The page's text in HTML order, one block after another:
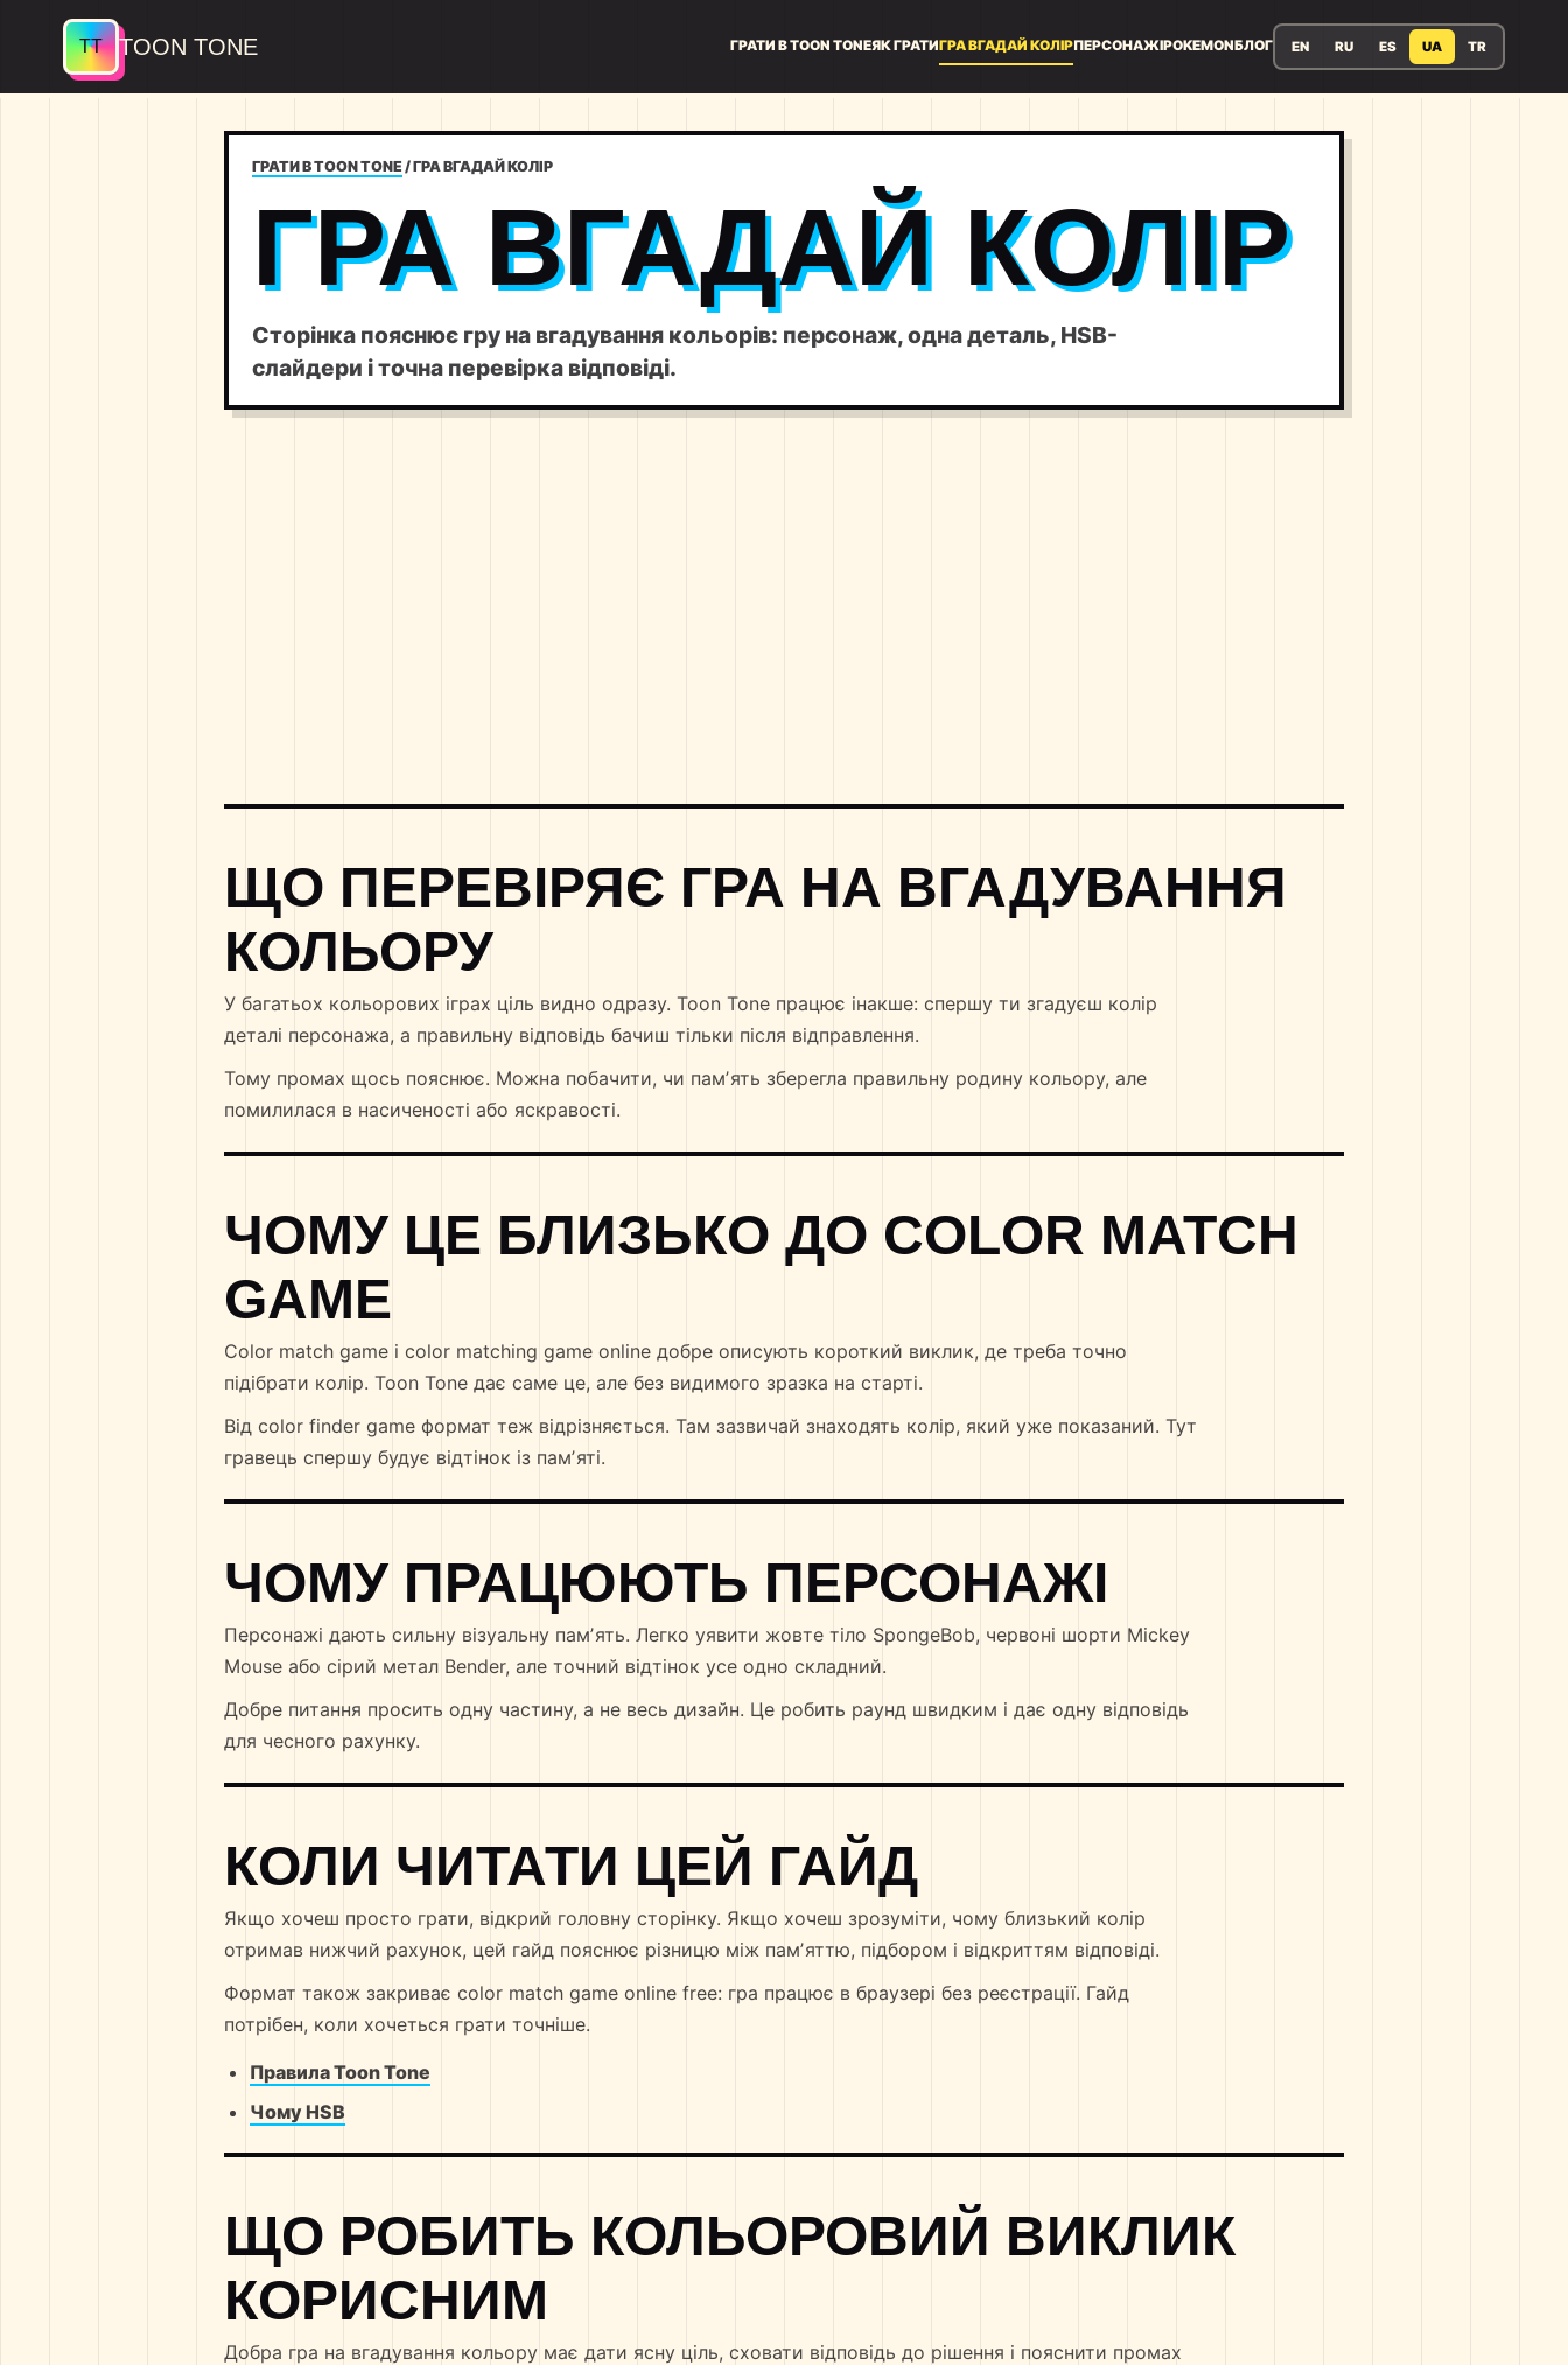
TOON TONE ГРАТИ В TOON TONEЯК ГРАТИГРА ВГАДАЙ КОЛІРПЕРСОНАЖІPOKEMONБЛОГ EN RU ES UA TR
ГРАТИ В TOON TONE /ГРА ВГАДАЙ КОЛІР
ГРА ВГАДАЙ КОЛІР
Сторінка пояснює гру на вгадування кольорів: персонаж, одна деталь, HSB-
слайдери і точна перевірка відповіді.
ЩО ПЕРЕВІРЯЄ ГРА НА ВГАДУВАННЯ
КОЛЬОРУ
У багатьох кольорових іграх ціль видно одразу. Toon Tone працює інакше: спершу ти згадуєш колір
деталі персонажа, а правильну відповідь бачиш тільки після відправлення.
Тому промах щось пояснює. Можна побачити, чи памʼять зберегла правильну родину кольору, але
помилилася в насиченості або яскравості.
ЧОМУ ЦЕ БЛИЗЬКО ДО COLOR MATCH
GAME
Color match game і color matching game online добре описують короткий виклик, де треба точно
підібрати колір. Toon Tone дає саме це, але без видимого зразка на старті.
Від color finder game формат теж відрізняється. Там зазвичай знаходять колір, який уже показаний. Тут
гравець спершу будує відтінок із памʼяті.
ЧОМУ ПРАЦЮЮТЬ ПЕРСОНАЖІ
Персонажі дають сильну візуальну памʼять. Легко уявити жовте тіло SpongeBob, червоні шорти Mickey
Mouse або сірий метал Bender, але точний відтінок усе одно складний.
Добре питання просить одну частину, а не весь дизайн. Це робить раунд швидким і дає одну відповідь
для чесного рахунку.
КОЛИ ЧИТАТИ ЦЕЙ ГАЙД
Якщо хочеш просто грати, відкрий головну сторінку. Якщо хочеш зрозуміти, чому близький колір
отримав нижчий рахунок, цей гайд пояснює різницю між памʼяттю, підбором і відкриттям відповіді.
Формат також закриває color match game online free: гра працює в браузері без реєстрації. Гайд
потрібен, коли хочеться грати точніше.
Правила Toon Tone
Чому HSB
ЩО РОБИТЬ КОЛЬОРОВИЙ ВИКЛИК
КОРИСНИМ
Добра гра на вгадування кольору має дати ясну ціль, сховати відповідь до рішення і пояснити промах